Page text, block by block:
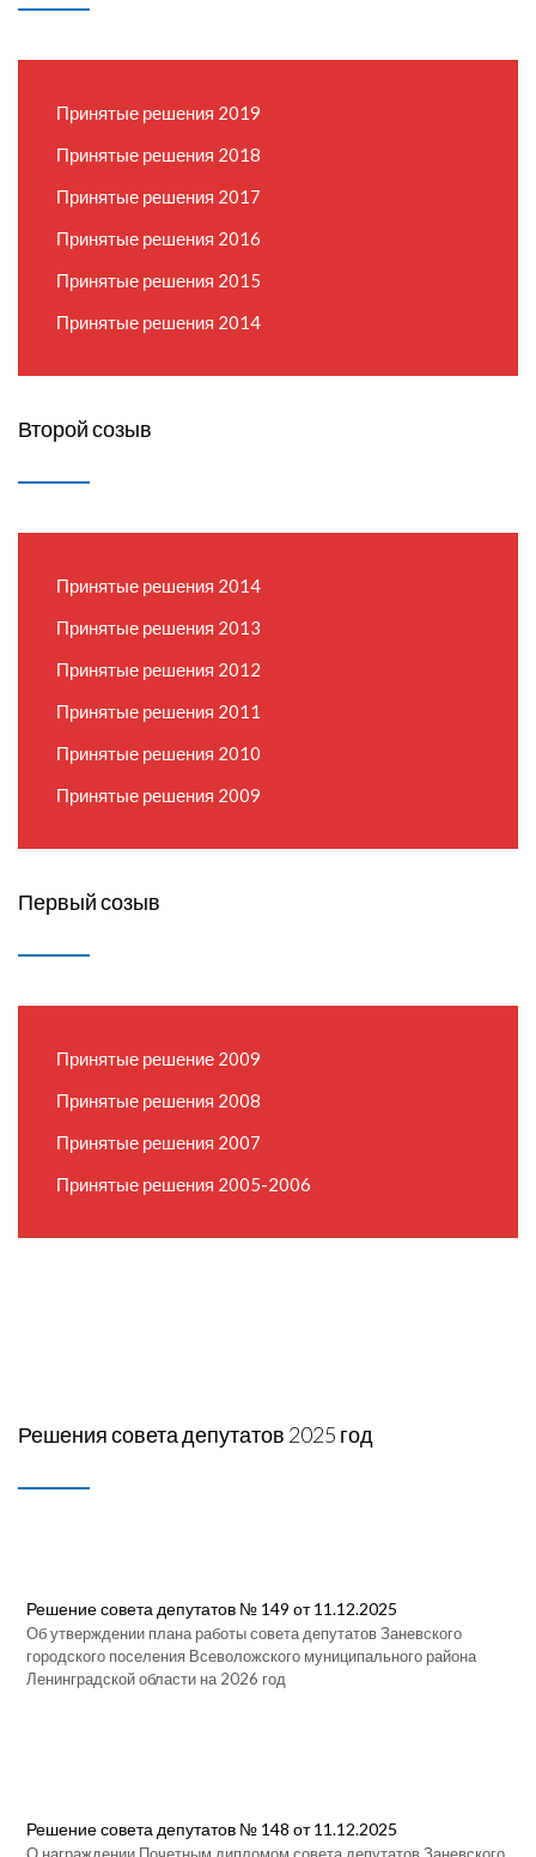
Принятые решения 2019
Принятые решения 2018
Принятые решения 2017
Принятые решения 2016
Принятые решения 2015
Принятые решения 2014
Второй созыв
Принятые решения 2014
Принятые решения 2013
Принятые решения 2012
Принятые решения 2011
Принятые решения 2010
Принятые решения 2009
Первый созыв
Принятые решение 2009
Принятые решения 2008
Принятые решения 2007
Принятые решения 2005-2006
Решения совета депутатов 2025 год
Решение совета депутатов № 149 от 11.12.2025
Об утверждении плана работы совета депутатов Заневского
городского поселения Всеволожского муниципального района
Ленинградской области на 2026 год
Решение совета депутатов № 148 от 11.12.2025